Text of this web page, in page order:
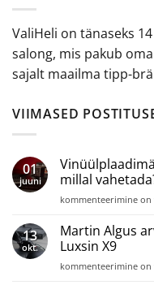
ValiHeli on tänaseks
salong, mis pakub
sajalt maailma tipp-
VIIMASED
01
juuni
millal
Vinüülplaadimängija
–
kuidas
valida
ja
kommenteerimine
13
okt.
Martin Algus
Luxsin X9
Martin
kommenteerimine